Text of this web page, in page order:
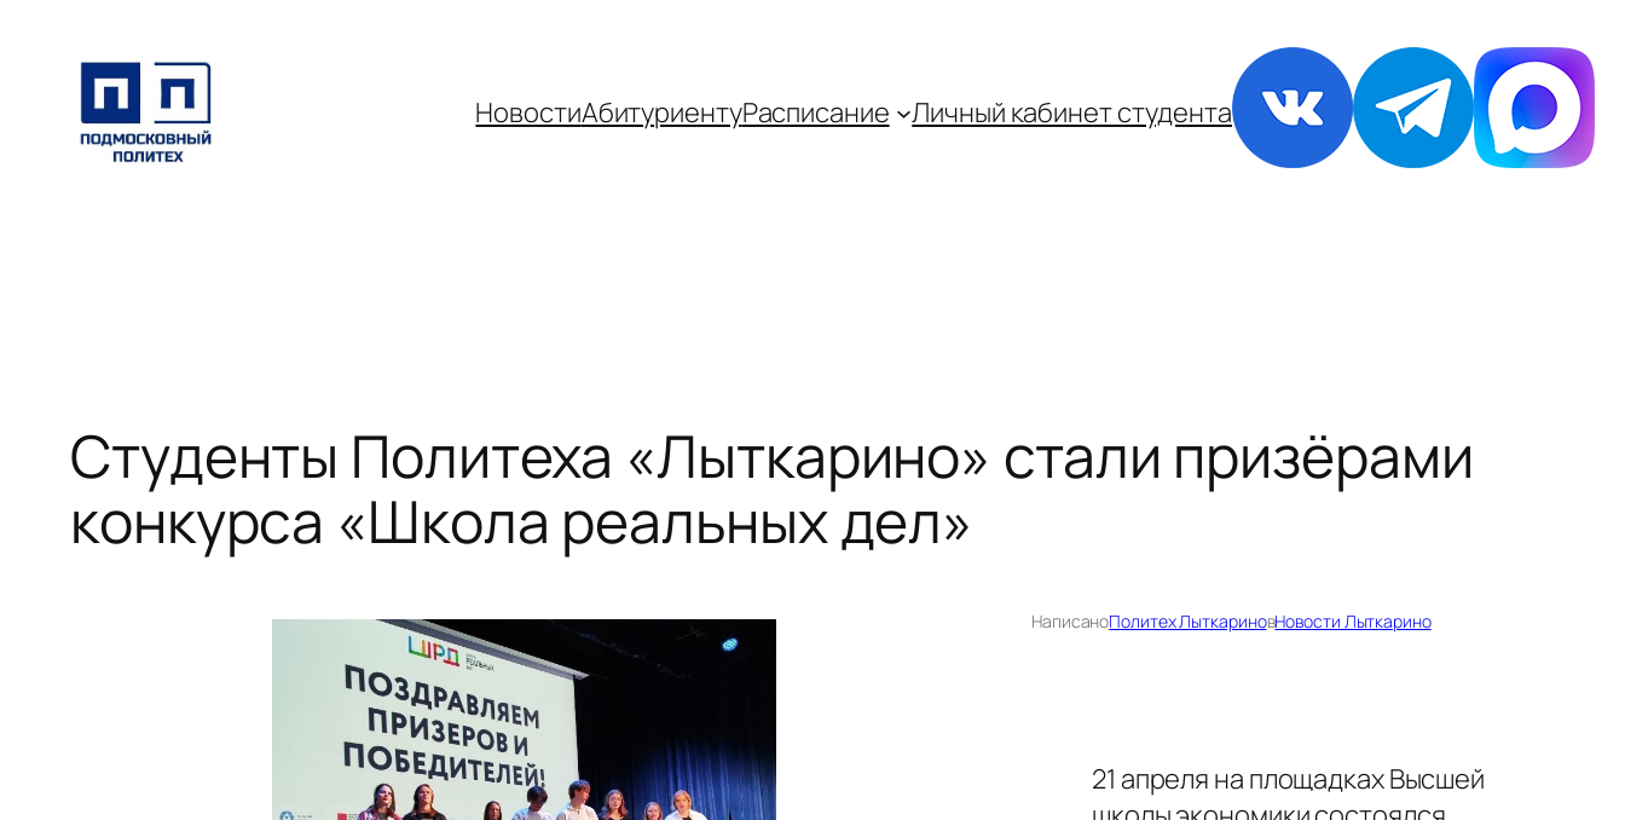
содержимому
НовостиАбитуриентуРаспиcание Личный кабинет студента
Студенты Политеха «Лыткарино» стали призёрами
конкурса «Школа реальных дел»
НаписаноПолитех ЛыткариновНовости Лыткарино
21 апреля на площадках Высшей